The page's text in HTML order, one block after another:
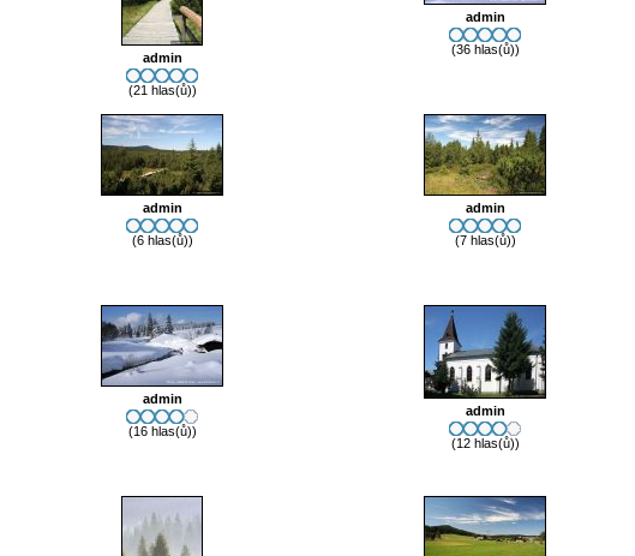
admin
(21 hlas(ů))
admin
(36 hlas(ů))
admin
(6 hlas(ů))
admin
(7 hlas(ů))
admin
(16 hlas(ů))
admin
(12 hlas(ů))